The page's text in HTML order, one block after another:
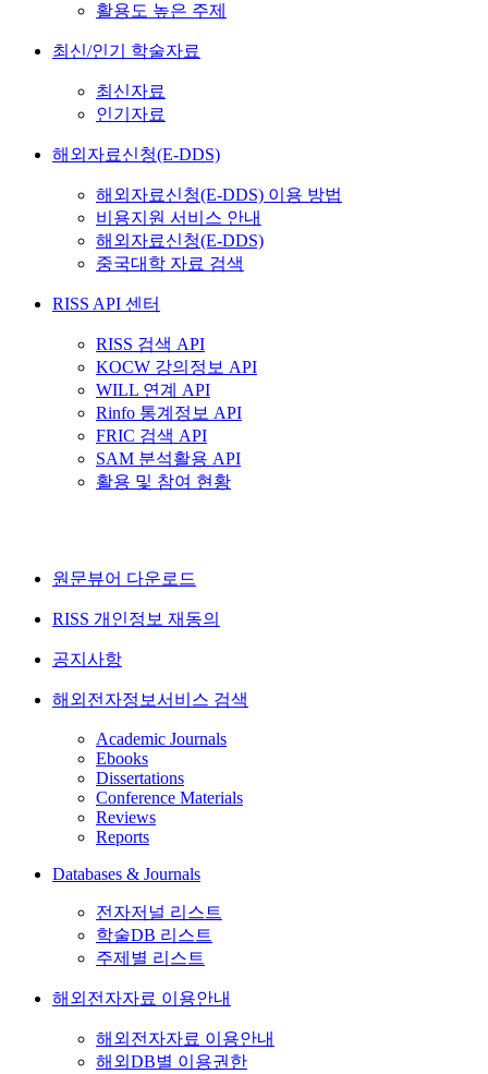
활용도 높은 주제
최신/인기 학술자료
최신자료
인기자료
해외자료신청(E-DDS)
해외자료신청(E-DDS) 이용 방법
비용지원 서비스 안내
해외자료신청(E-DDS)
중국대학 자료 검색
RISS API 센터
RISS 검색 API
KOCW 강의정보 API
WILL 연계 API
Rinfo 통계정보 API
FRIC 검색 API
SAM 분석활용 API
활용 및 참여 현황
원문뷰어 다운로드
RISS 개인정보 재동의
공지사항
해외전자정보서비스 검색
Academic Journals
Ebooks
Dissertations
Conference Materials
Reviews
Reports
Databases & Journals
전자저널 리스트
학술DB 리스트
주제별 리스트
해외전자자료 이용안내
해외전자자료 이용안내
해외DB별 이용권한